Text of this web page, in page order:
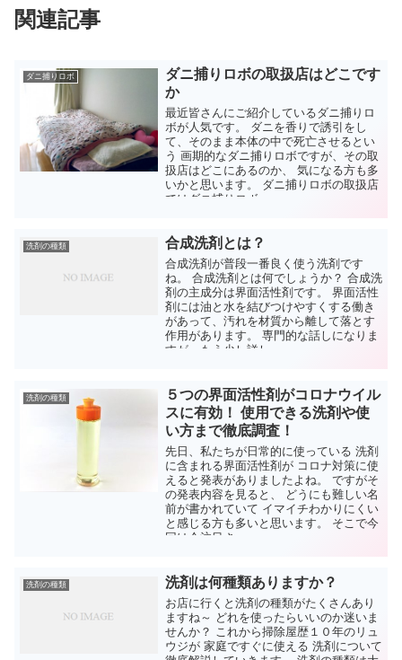
関連記事
ダニ捕りロボ
ダニ捕りロボの取扱店はどこです
か
最近皆さんにご紹介しているダニ捕りロ
ボが人気です。 ダニを香りで誘引をし
て、そのまま本体の中で死亡させるとい
う 画期的なダニ捕りロボですが、その取
扱店はどこにあるのか、 気になる方も多
いかと思います。 ダニ捕りロボの取扱店
ではダニ捕りロボ...
洗剤の種類 合成洗剤とは？
合成洗剤が普段一番良く使う洗剤です
ね。 合成洗剤とは何でしょうか？ 合成洗
剤の主成分は界面活性剤です。 界面活性
剤には油と水を結びつけやすくする働き
があって、汚れを材質から離して落とす
作用があります。 専門的な話しになりま
すが、もう少し詳し...
洗剤の種類
５つの界面活性剤がコロナウイル
スに有効！ 使用できる洗剤や使
い方まで徹底調査！
先日、私たちが日常的に使っている 洗剤
に含まれる界面活性剤が コロナ対策に使
えると発表がありましたよね。 ですがそ
の発表内容を見ると、 どうにも難しい名
前が書かれていて イマイチわかりにくい
と感じる方も多いと思います。 そこで今
回は今注目さ...
洗剤の種類 洗剤は何種類ありますか？
お店に行くと洗剤の種類がたくさんあり
ますね～ どれを使ったらいいのか迷いま
せんか？ これから掃除屋歴１０年のリュ
ウジが 家庭ですぐに使える 洗剤について